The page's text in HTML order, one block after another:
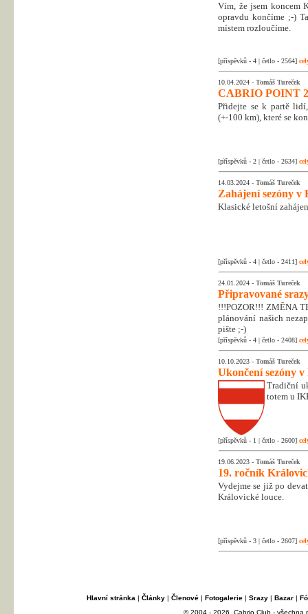
Vím, že jsem koncem
opravdu končíme ;-)
místem rozloučíme.
[příspěvků - 4 | četlo - 2564]
10.04.2024 - Tomáš Tureček
CABRIO POINT
Přidejte se k partě
(+-100 km), které se
[příspěvků - 2 | četlo - 2634]
14.03.2024 - Tomáš Tureček
Zahájení sezóny v
Klasické letošní
[příspěvků - 4 | četlo - 2411]
24.01.2024 - Tomáš Tureček
Připravované
!!!POZOR!!! ZMĚNA
plánování našich
pište ;-)
[příspěvků - 4 | četlo - 2408]
10.10.2023 - Tomáš Tureček
Ukončení sezóny v
Tradiční
totem u
[příspěvků - 1 | četlo - 2600]
19.06.2023 - Tomáš Tureček
19. ročník
Vydejme se již po
Královické louce.
[příspěvků - 3 | četlo - 2607]
Hlavní stránka | Články| Členové| Fotogalerie| Srazy| Bazar|
© 2004 - 2026, Cabrio Club - všechna